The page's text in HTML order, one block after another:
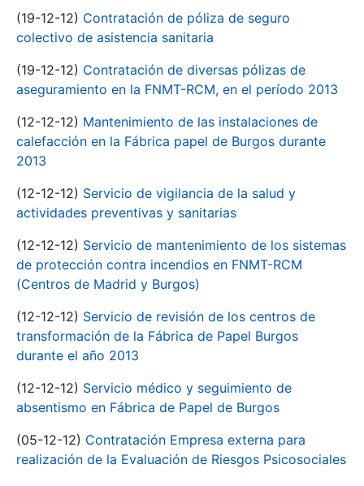
(19-12-12) Contratación de póliza de seguro
colectivo de asistencia sanitaria
(19-12-12) Contratación de diversas pólizas de
aseguramiento en la FNMT-RCM, en el período 2013
(12-12-12) Mantenimiento de las instalaciones de
calefacción en la Fábrica papel de Burgos durante
2013
(12-12-12) Servicio de vigilancia de la salud y
actividades preventivas y sanitarias
(12-12-12) Servicio de mantenimiento de los sistemas
de protección contra incendios en FNMT-RCM
(Centros de Madrid y Burgos)
(12-12-12) Servicio de revisión de los centros de
transformación de la Fábrica de Papel Burgos
durante el año 2013
(12-12-12) Servicio médico y seguimiento de
absentismo en Fábrica de Papel de Burgos
(05-12-12) Contratación Empresa externa para
realización de la Evaluación de Riesgos Psicosociales